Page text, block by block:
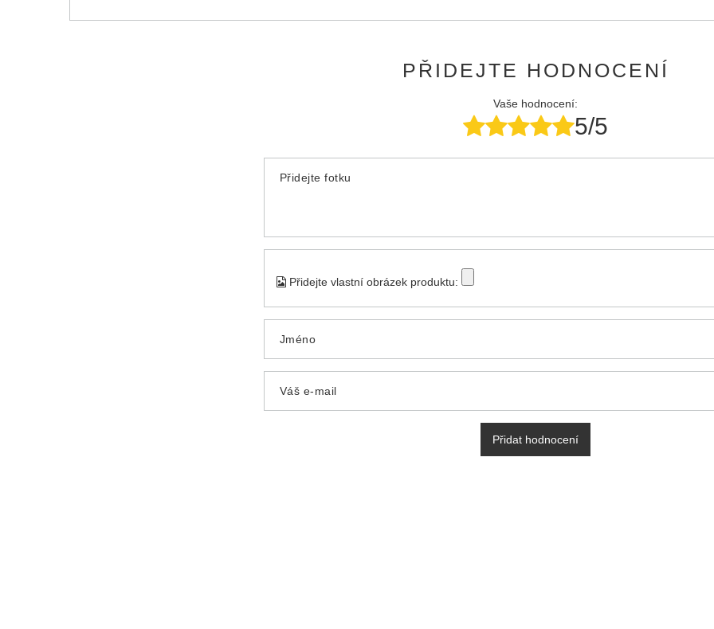
PŘIDEJTE HODNOCENÍ
Vaše hodnocení:
5/5
Přidejte fotku
Přidejte vlastní obrázek produktu:
Jméno
Váš e-mail
Přidat hodnocení